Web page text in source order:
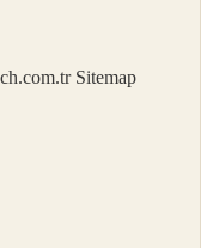
Sitemap